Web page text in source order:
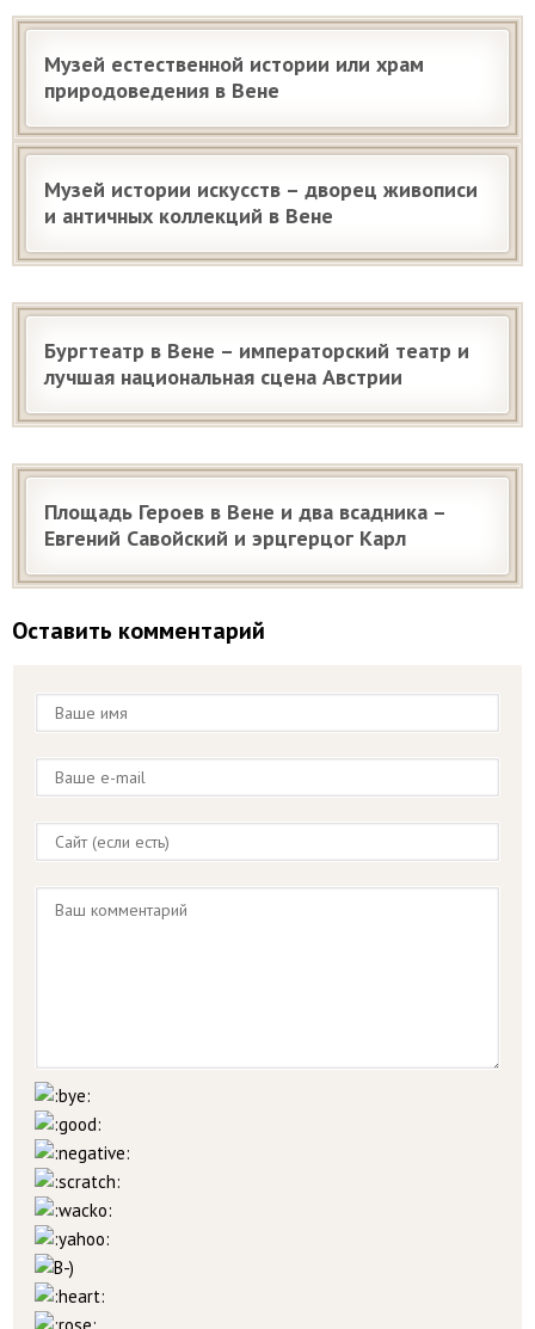
Музей естественной истории или храм
природоведения в Вене
Музей истории искусств – дворец живописи
и античных коллекций в Вене
Бургтеатр в Вене – императорский театр и
лучшая национальная сцена Австрии
Площадь Героев в Вене и два всадника –
Евгений Савойский и эрцгерцог Карл
Оставить комментарий